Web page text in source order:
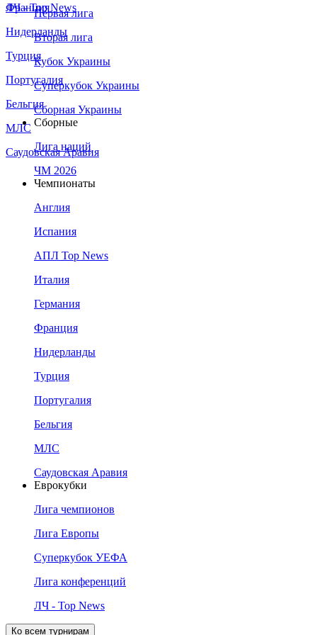
Франция
Нидерланды
Турция
Португалия
Бельгия
МЛС
Саудовская Аравия
ЛЧ - Top News
Первая лига
Вторая лига
Кубок Украины
Суперкубок Украины
Сборная Украины
Сборные
Лига наций
ЧМ 2026
Чемпионаты
Англия
Испания
АПЛ Top News
Италия
Германия
Франция
Нидерланды
Турция
Португалия
Бельгия
МЛС
Саудовская Аравия
Еврокубки
Лига чемпионов
Лига Европы
Суперкубок УЕФА
Лига конференций
ЛЧ - Top News
Ко всем турнирам